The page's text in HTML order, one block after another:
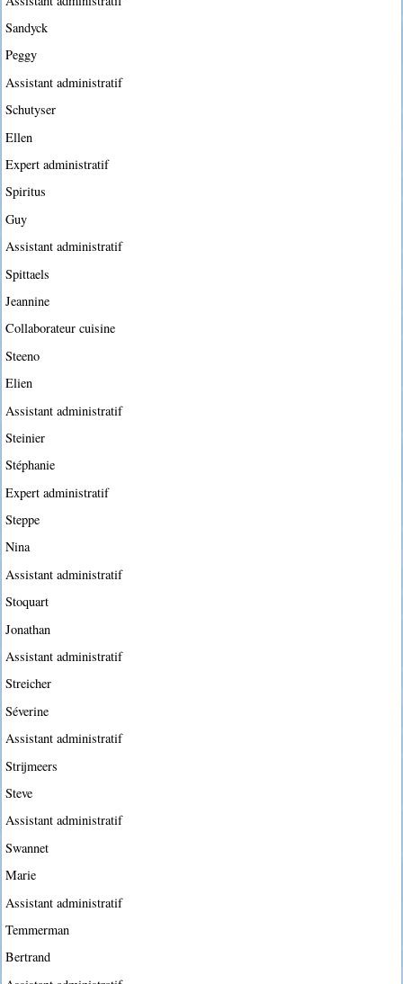
Sandyck
Peggy
Assistant administratif
Schutyser
Ellen
Expert administratif
Spiritus
Guy
Assistant administratif
Spittaels
Jeannine
Collaborateur cuisine
Steeno
Elien
Assistant administratif
Steinier
Stéphanie
Expert administratif
Steppe
Nina
Assistant administratif
Stoquart
Jonathan
Assistant administratif
Streicher
Séverine
Assistant administratif
Strijmeers
Steve
Assistant administratif
Swannet
Marie
Assistant administratif
Temmerman
Bertrand